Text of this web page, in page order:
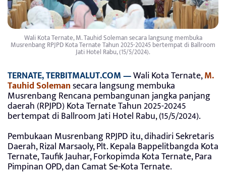
Wali Kota Ternate, M. Tauhid Soleman secara langsung membuka
Musrenbang RPJPD Kota Ternate Tahun 2025-20245 bertempat di Ballroom
Jati Hotel Rabu, (15/5/2024).
TERNATE, TERBITMALUT.COM —Wali Kota Ternate,M.
Tauhid Solemansecara langsung membuka
Musrenbang Rencana pembangunan jangka panjang
daerah (RPJPD) Kota Ternate Tahun 2025-20245
bertempat di Ballroom Jati Hotel Rabu, (15/5/2024).
Pembukaan Musrenbang RPJPD itu, dihadiri Sekretaris
Daerah, Rizal Marsaoly, Plt. Kepala Bappelitbangda Kota
Ternate, Taufik Jauhar, Forkopimda Kota Ternate, Para
Pimpinan OPD, dan Camat Se-Kota Ternate.